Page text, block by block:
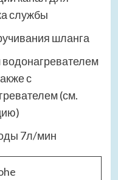
службы
шланга
с
(см.
7л/мин